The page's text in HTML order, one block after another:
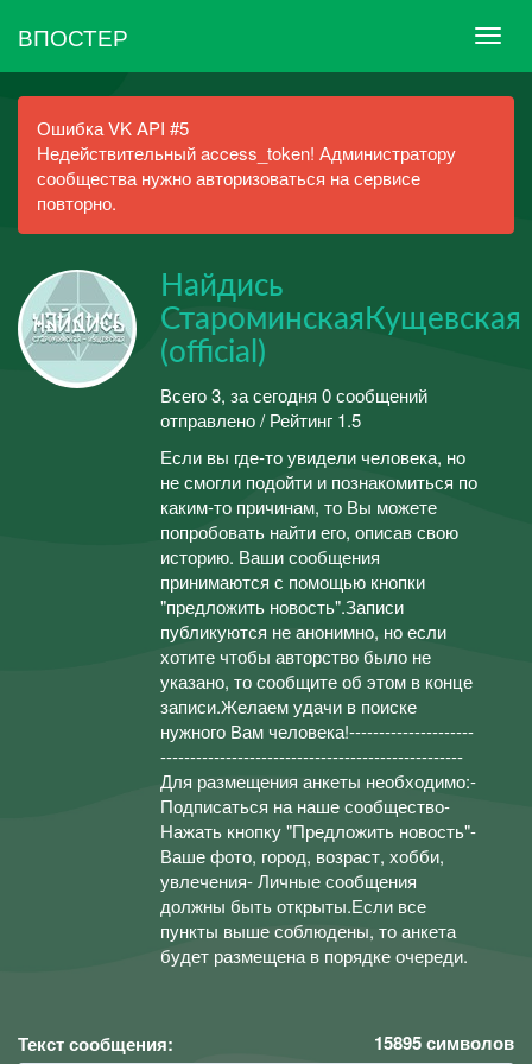
ВПОСТЕР
Ошибка VK API #5
Недействительный access_token! Администратору
сообщества нужно авторизоваться на сервисе
повторно.
Найдись
СтароминскаяКущевская
(official)
Всего 3, за сегодня 0 сообщений
отправлено / Рейтинг 1.5
Если вы где-то увидели человека, но
не смогли подойти и познакомиться по
каким-то причинам, то Вы можете
попробовать найти его, описав свою
историю. Ваши сообщения
принимаются с помощью кнопки
"предложить новость".Записи
публикуются не анонимно, но если
хотите чтобы авторство было не
указано, то сообщите об этом в конце
записи.Желаем удачи в поиске
нужного Вам человека!---------------------
---------------------------------------------------
Для размещения анкеты необходимо:-
Подписаться на наше сообщество-
Нажать кнопку "Предложить новость"-
Ваше фото, город, возраст, хобби,
увлечения- Личные сообщения
должны быть открыты.Если все
пункты выше соблюдены, то анкета
будет размещена в порядке очереди.
Текст сообщения: 15895символов